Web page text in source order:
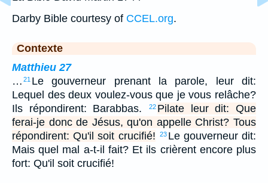
Darby Bible courtesy of CCEL.org.
Contexte
Matthieu 27
… 21 Le gouverneur prenant la parole, leur dit:
Lequel des deux voulez-vous que je vous relâche?
Ils répondirent: Barabbas.
22 Pilate leur dit: Que
ferai-je donc de Jésus, qu'on appelle Christ? Tous
répondirent: Qu'il soit crucifié!
23 Le gouverneur dit:
Mais quel mal a-t-il fait? Et ils crièrent encore plus
fort: Qu'il soit crucifié!